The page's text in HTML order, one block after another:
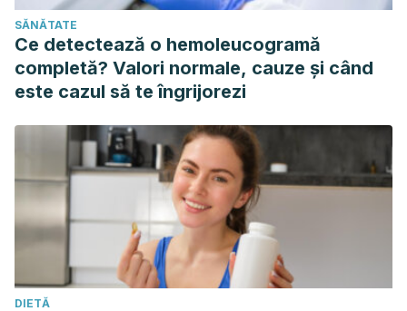
SĂNĂTATE
Ce detectează o hemoleucogramă
completă? Valori normale, cauze și când
este cazul să te îngrijorezi
DIETĂ